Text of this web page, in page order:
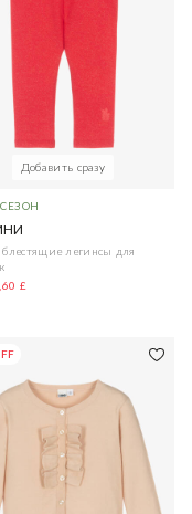
Добавить сразу
легинсы для
£